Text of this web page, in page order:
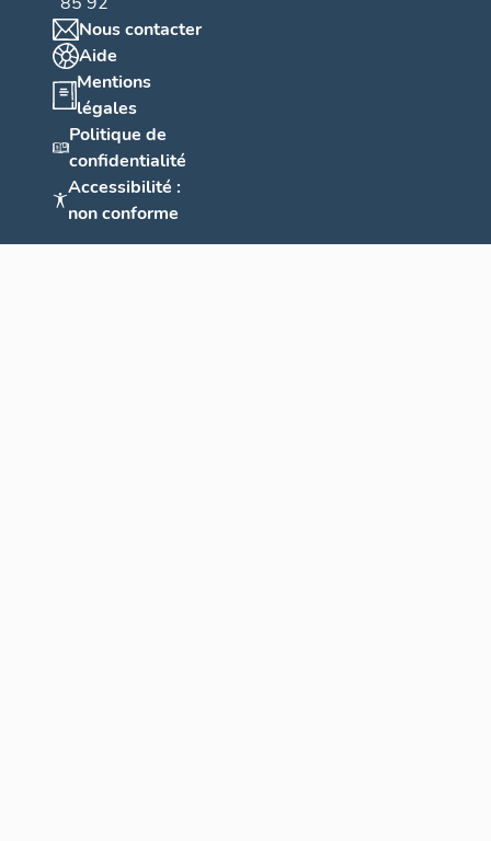
Nous contacter
Aide
Mentions
légales
Politique de
confidentialité
Accessibilité :
non conforme